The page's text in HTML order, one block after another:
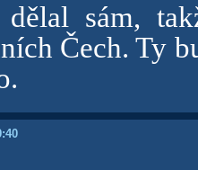
sám,
Čech. Ty